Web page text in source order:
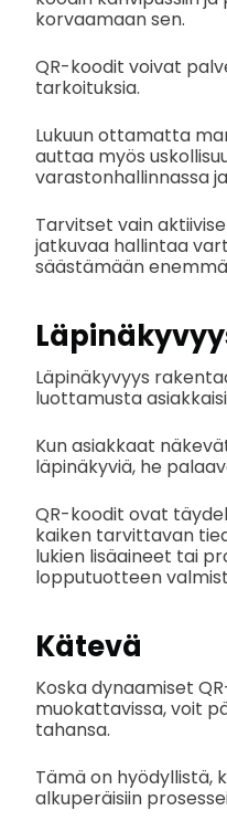
korvaamaan sen.
QR-koodit voivat
tarkoituksia.
Lukuun ottamatta
auttaa myös
varastonhallinnassa
Tarvitset vain
jatkuvaa hallintaa
säästämään
Läpinäkyvyys
luottamusta
Kun asiakkaat
läpinäkyviä, he
QR-koodit ovat
kaiken tarvittavan
lukien lisäaineet tai
lopputuotteen
Kätevä
Koska dynaamiset
muokattavissa, voit
tahansa.
Tämä on hyödyllistä,
alkuperäisiin